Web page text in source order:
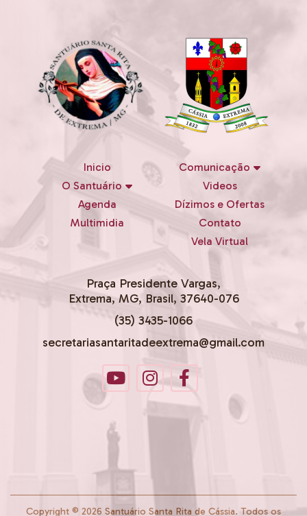
Inicio
O Santuário
Agenda
Multimidia
Comunicação
Videos
Dízimos e Ofertas
Contato
Vela Virtual
Praça Presidente Vargas,
Extrema, MG, Brasil, 37640-076
(35) 3435-1066
secretariasantaritadeextrema@gmail.com
Copyright © 2026 Santuário Santa Rita de Cássia. Todos os